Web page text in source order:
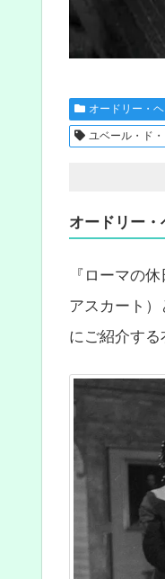
オードリー・
ユベール・ド
オードリー
『ローマの
アスカート
にご紹介する